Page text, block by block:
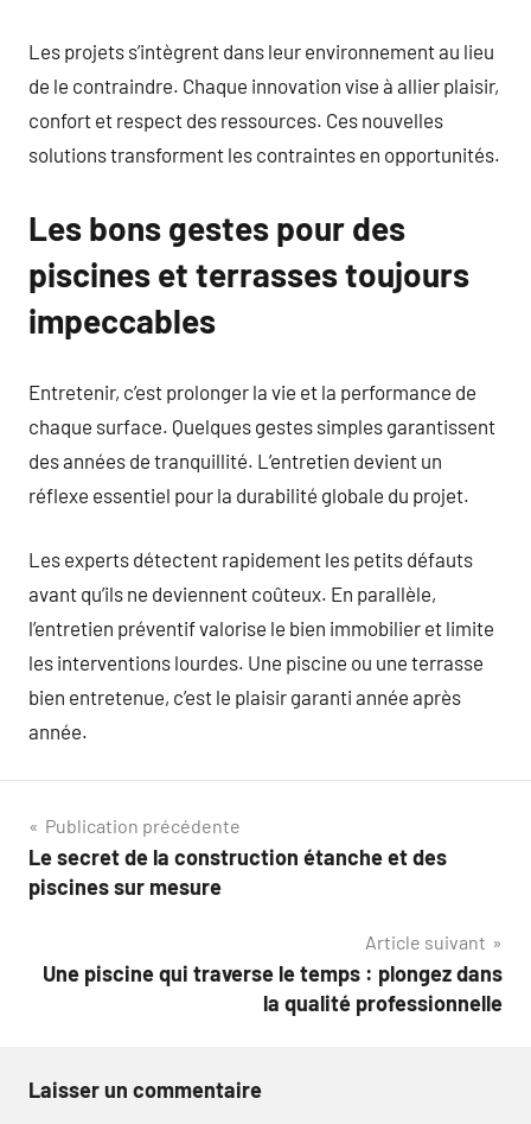
Les projets s’intègrent dans leur environnement au lieu
de le contraindre. Chaque innovation vise à allier plaisir,
confort et respect des ressources. Ces nouvelles
solutions transforment les contraintes en opportunités.
Les bons gestes pour des
piscines et terrasses toujours
impeccables
Entretenir, c’est prolonger la vie et la performance de
chaque surface. Quelques gestes simples garantissent
des années de tranquillité. L’entretien devient un
réflexe essentiel pour la durabilité globale du projet.
Les experts détectent rapidement les petits défauts
avant qu’ils ne deviennent coûteux. En parallèle,
l’entretien préventif valorise le bien immobilier et limite
les interventions lourdes. Une piscine ou une terrasse
bien entretenue, c’est le plaisir garanti année après
année.
Navigation
de
Publication précédente
Le secret de la construction étanche et des
piscines sur mesure
Article suivant
Une piscine qui traverse le temps : plongez dans
la qualité professionnelle
Laisser un commentaire